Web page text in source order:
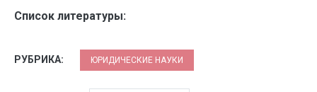
Список литературы:
РУБРИКА: ЮРИДИЧЕСКИЕ НАУКИ